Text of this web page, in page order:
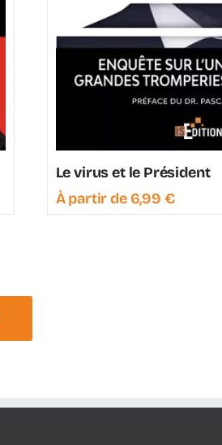
Le virus et le Président
À partir de 6,99 €